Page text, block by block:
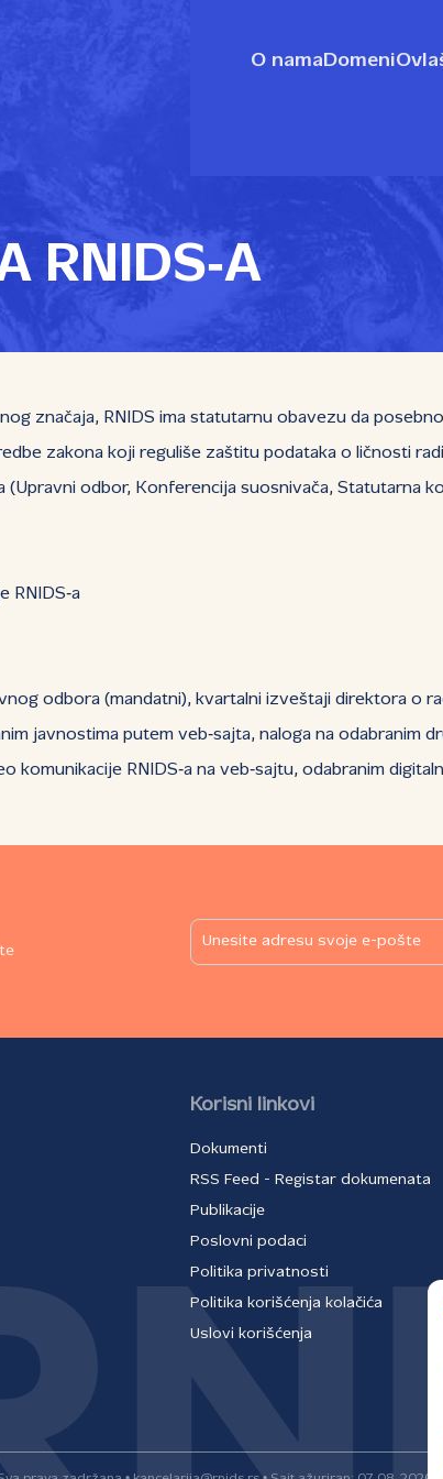
O nama Domeni
RNIDS‑A
značaja, RNIDS ima statutarnu obavezu da
zakona koji reguliše zaštitu podataka o ličnosti radi
(Upravni odbor, Konferencija suosnivača, Statutarna
odbora (mandatni), kvartalni izveštaji direktora o
javnostima putem veb‑sajta, naloga na
komunikacije RNIDS‑a na veb‑sajtu, odabranim
Korisni linkovi
Dokumenti
RSS Feed - Registar dokumenata
Publikacije
Poslovni podaci
Politika privatnosti
Politika korišćenja kolačića
Uslovi korišćenja